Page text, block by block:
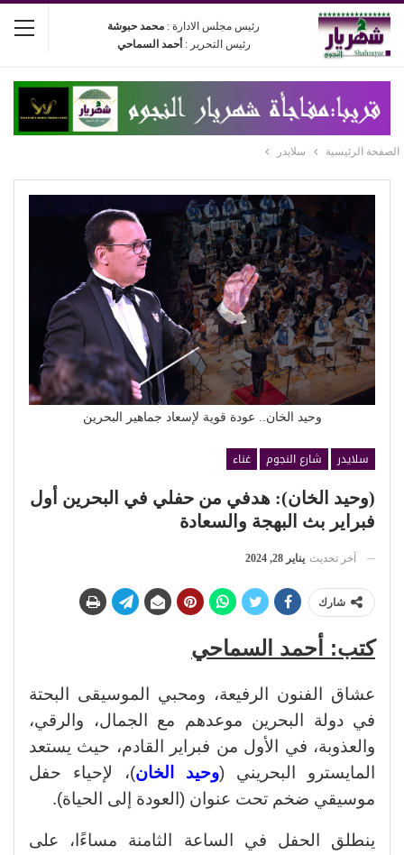
رئيس مجلس الادارة : محمد حبوشة
رئيس التحرير : أحمد السماحي
الصفحة الرئيسية سلايدر
وحيد الخان.. عودة قوية لإسعاد جماهير البحرين
سلايدر شارع النجوم
غناء
(وحيد الخان): هدفي من حفلي في البحرين أول
فبراير بث البهجة والسعادة
آخر تحديث يناير 28, 2024
شارك
كتب: أحمد السماحي
عشاق الفنون الرفيعة، ومحبي الموسيقى البحتة
في دولة البحرين موعدهم مع الجمال، والرقي،
والعذوبة، في الأول من فبراير القادم، حيث يستعد
المايسترو البحريني (وحيد الخان)، لإحياء حفل
موسيقي ضخم تحت عنوان (العودة إلى الحياة).
ينطلق الحفل في الساعة الثامنة مساءًا، على